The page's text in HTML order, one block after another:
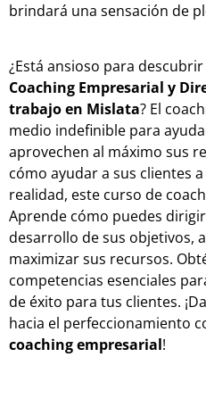
brindará una sensación de
¿Está ansioso para
Coaching Empresarial y
trabajo en Mislata? El
medio indefinible para
aprovechen al máximo sus
cómo ayudar a sus clientes
realidad, este curso de
Aprende cómo puedes
desarrollo de sus objetivos,
maximizar sus recursos.
competencias esenciales
de éxito para tus clientes.
hacia el perfeccionamiento
coaching empresarial!